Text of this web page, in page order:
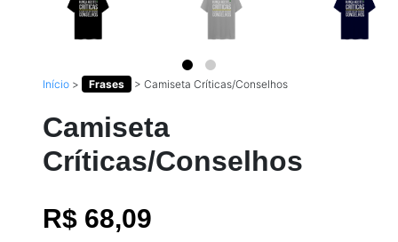
Início > Frases > Camiseta Críticas/Conselhos
Camiseta
Críticas/Conselhos
R$ 68,09